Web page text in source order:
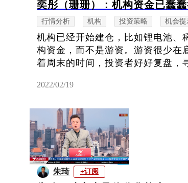
奕彤（珊珊）：机构资金已蠢
行情分析 机构 投资策略 机会提
机构已经开始建仓，比如锂电池、
构资金，而不是游资。游资很少在
着周末的时间，投资者好好复盘，
2022/02/19
朱琦 +订阅